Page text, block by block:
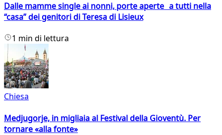
Dalle mamme single ai nonni, porte aperte a tutti nella
“casa” dei genitori di Teresa di Lisieux
1 min di lettura
Chiesa
Medjugorje, in migliaia al Festival della Gioventù. Per
tornare «alla fonte»